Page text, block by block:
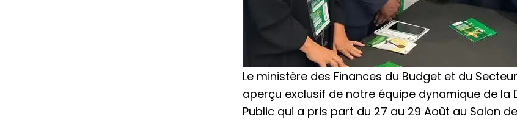
Le ministère des Finances du Budget et du
aperçu exclusif de notre équipe dynamique de
Public qui a pris part du 27 au 29 Août au Salon